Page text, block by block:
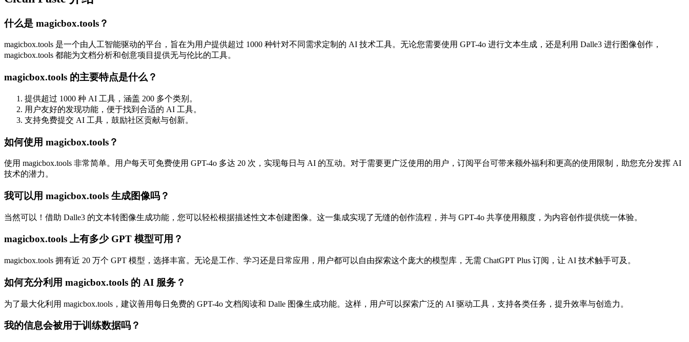
什么是 magicbox.tools？
magicbox.tools 是一个由人工智能驱动的平台，旨在为用户提供超过 1000 种针对不同需求定制的 AI 技术工具。无论您需要使用 GPT-4o 进行文本生成，还是利用 Dalle3 进行图像创作，
magicbox.tools 都能为文档分析和创意项目提供无与伦比的工具。
magicbox.tools 的主要特点是什么？
提供超过 1000 种 AI 工具，涵盖 200 多个类别。
用户友好的发现功能，便于找到合适的 AI 工具。
支持免费提交 AI 工具，鼓励社区贡献与创新。
如何使用 magicbox.tools？
使用 magicbox.tools 非常简单。用户每天可免费使用 GPT-4o 多达 20 次，实现每日与 AI 的互动。对于需要更广泛使用的用户，订阅平台可带来额外福利和更高的使用限制，助您充分发挥 AI
技术的潜力。
我可以用 magicbox.tools 生成图像吗？
当然可以！借助 Dalle3 的文本转图像生成功能，您可以轻松根据描述性文本创建图像。这一集成实现了无缝的创作流程，并与 GPT-4o 共享使用额度，为内容创作提供统一体验。
magicbox.tools 上有多少 GPT 模型可用？
magicbox.tools 拥有近 20 万个 GPT 模型，选择丰富。无论是工作、学习还是日常应用，用户都可以自由探索这个庞大的模型库，无需 ChatGPT Plus 订阅，让 AI 技术触手可及。
如何充分利用 magicbox.tools 的 AI 服务？
为了最大化利用 magicbox.tools，建议善用每日免费的 GPT-4o 文档阅读和 Dalle 图像生成功能。这样，用户可以探索广泛的 AI 驱动工具，支持各类任务，提升效率与创造力。
我的信息会被用于训练数据吗？